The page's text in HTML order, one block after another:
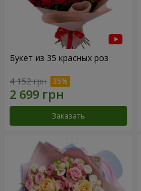
Букет из 35 красных роз
4 152 грн
Заказать